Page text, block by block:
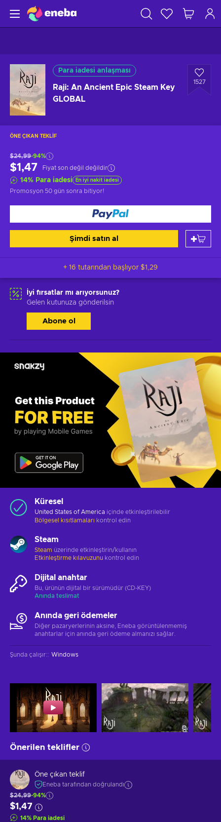
Para iadesi anlaşması
Raji: An Ancient Epic Steam Key
GLOBAL
1527
ÖNE ÇIKAN TEKLIF
$24,99-94%
$1,47 Fiyat son değil değildir
14% Para iadesi En iyi nakit iadesi
Promosyon 50 gün sonra bitiyor!
Şimdi satın al
+ 16 tutarından başlıyor $1,29
İyi fırsatlar mı arıyorsunuz?
Gelen kutunuza gönderilsin
Abone ol
Küresel
United States of America içinde etkinleştirilebilir
Bölgesel kısıtlamaları kontrol edin
Steam
Steam üzerinde etkinleştirin/kullanın
Etkinleştirme kılavuzunu kontrol edin
Dijital anahtar
Bu, ürünün dijital bir sürümüdür (CD-KEY)
Anında teslimat
Anında geri ödemeler
Diğer pazaryerlerinin aksine, Eneba görüntülenmemiş
anahtarlar için anında geri ödeme almanızı sağlar.
Şunda çalışır:: Windows
Önerilen teklifler
Öne çıkan teklif
Eneba tarafından doğrulandı
$24,99-94%
$1,47
14% Para iadesi